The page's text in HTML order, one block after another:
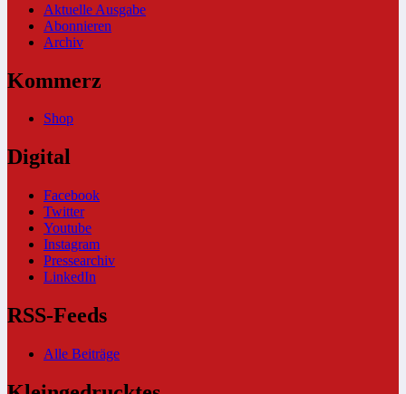
Aktuelle Ausgabe
Abonnieren
Archiv
Kommerz
Shop
Digital
Facebook
Twitter
Youtube
Instagram
Pressearchiv
LinkedIn
RSS-Feeds
Alle Beiträge